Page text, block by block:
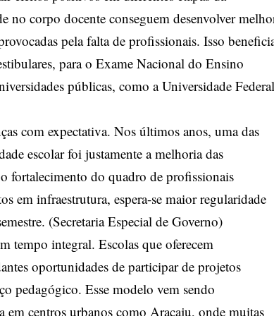
no corpo docente conseguem desenvolver
pela falta de profissionais. Isso
para o Exame Nacional do Ensino
públicas, como a Universidade Federal
com expectativa. Nos últimos anos, uma das
escolar foi justamente a melhoria das
fortalecimento do quadro de profissionais
em infraestrutura, espera-se maior regularidade
(Secretaria Especial de Governo)
tempo integral. Escolas que oferecem
oportunidades de participar de projetos
pedagógico. Esse modelo vem sendo
centros urbanos como Aracaju, onde muitas